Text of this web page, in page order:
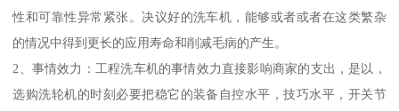
性和可靠性异常紧张。决议好的洗车机，能够或者或者在这类繁杂
的情况中得到更长的应用寿命和削减毛病的产生。
2、事情效力：工程洗车机的事情效力直接影响商家的支出，是以，
选购洗轮机的时刻必要把稳它的装备自控水平，技巧水平，开关节